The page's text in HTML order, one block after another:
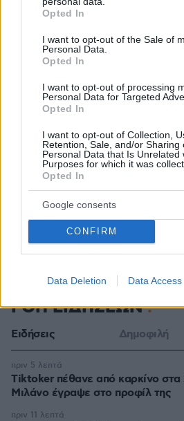
grant or deny consent to Google
use your data for below specified
consent section.
Opted In
I want to opt-out of the Sale of
Personal Data.
Opted In
I want to opt-out of processing
Personal Data for Targeted
Opted In
I want to opt-out of Collection,
Retention, Sale, and/or Sharing
Personal Data that Is Unrelated
Purposes for which it was
Opted In
Google consents
CONFIRM
Data Deletion Data Access
Απομένουν χαρακτήρες
* Υποχρεωτικά πεδία
ΡΟΗ ΕΙΔΗΣΕΩΝ
Ειδήσεις Δημοφιλή
Tiktoker πέθανε από καρκίνο
Μιλάνο έγραψε στο προφίλ της
πριν 5 λεπτά
πριν 11 λεπτά